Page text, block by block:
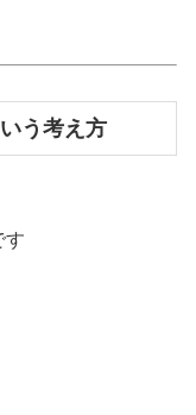
う考え方
す